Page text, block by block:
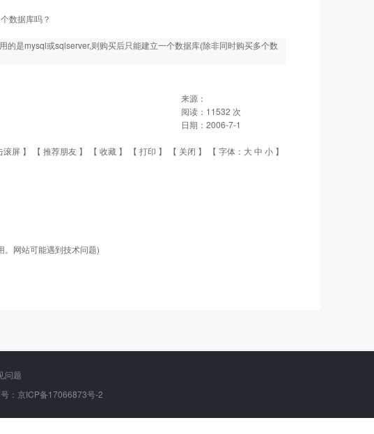
数据库吗？
是mysql或sqlserver,则购买后只能建立一个数据库(除非同时购买多个数
来源：
阅读： 11532 次
日期： 2006-7-1
滚屏 】 【 推荐朋友 】 【 收藏 】 【 打印 】 【 关闭 】 【 字体： 大中 小 】
。网站可能遇到技术问题)
问题
： 京ICP备17066873号-2